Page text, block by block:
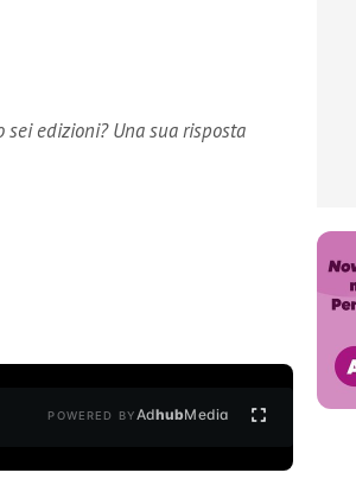
edizioni? Una sua risposta
POWERED BYAdhubMedia